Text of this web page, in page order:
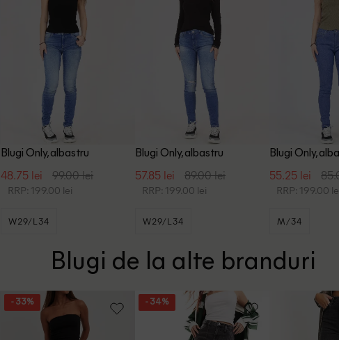
Blugi Only, albastru
48.75 lei 99.00 lei
RRP: 199.00 lei
W29/L34
Blugi Only, albastru
57.85 lei 89.00 lei
RRP: 199.00 lei
W29/L34
Blugi Only,
55.25 lei
RRP: 199.00
M/34
Blugi de la alte branduri
- 33% - 34%